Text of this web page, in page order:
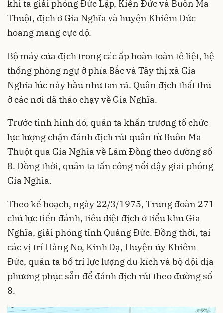
khi ta giải phóng Đức Lập, Kiến Đức và Buôn Ma
Thuột, địch ở Gia Nghĩa và huyện Khiêm Đức
hoang mang cực độ.
Bộ máy của địch trong các ấp hoàn toàn tê liệt, hệ
thống phòng ngự ở phía Bắc và Tây thị xã Gia
Nghĩa lúc này hầu như tan rã. Quân địch thất thủ
ở các nơi đã tháo chạy về Gia Nghĩa.
Trước tình hình đó, quân ta khẩn trương tổ chức
lực lượng chặn đánh địch rút quân từ Buôn Ma
Thuột qua Gia Nghĩa về Lâm Đồng theo đường số
8. Đồng thời, quân ta tấn công nổi dậy giải phóng
Gia Nghĩa.
Theo kế hoạch, ngày 22/3/1975, Trung đoàn 271
chủ lực tiến đánh, tiêu diệt địch ở tiểu khu Gia
Nghĩa, giải phóng tỉnh Quảng Đức. Đồng thời, tại
các vị trí Hàng No, Kinh Đạ, Huyện ủy Khiêm
Đức, quân ta bố trí lực lượng du kích và bộ đội địa
phương phục sẵn để đánh địch rút theo đường số
8.